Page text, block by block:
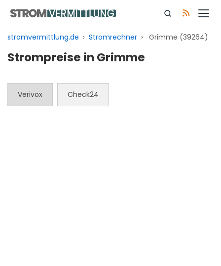
Inhalt
springen
stromvermittlung.de › Stromrechner › Grimme (39264)
Strompreise in Grimme
Verivox Check24